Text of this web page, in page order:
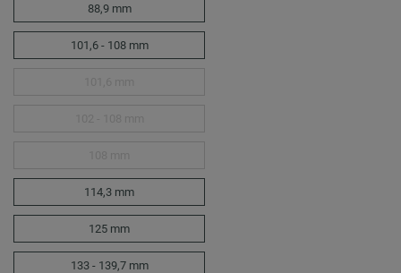
88,9 mm
101,6 - 108 mm
114,3 mm
125 mm
133 - 139,7 mm